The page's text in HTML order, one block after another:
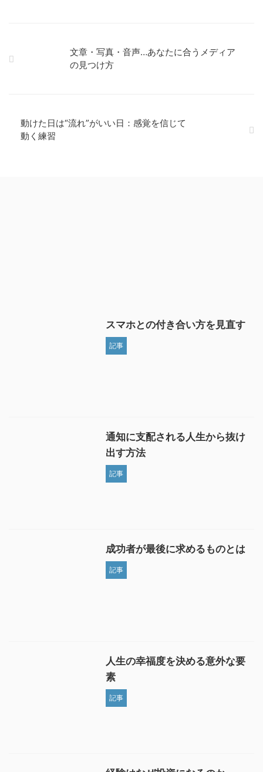
文章・写真・音声…あなたに合うメディア
の見つけ方
動けた日は“流れ”がいい日：感覚を信じて
動く練習
スマホとの付き合い方を見直す
記事
通知に支配される人生から抜け
出す方法
記事
成功者が最後に求めるものとは
記事
人生の幸福度を決める意外な要
素
記事